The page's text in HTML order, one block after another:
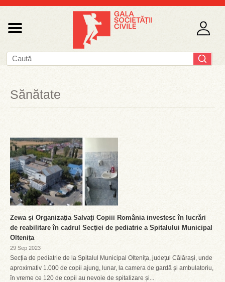
Sănătate
Zewa și Organizația Salvați Copiii România investesc în lucrări
de reabilitare în cadrul Secției de pediatrie a Spitalului Municipal
Oltenița
29 Sep 2023
Secția de pediatrie de la Spitalul Municipal Oltenița, județul Călărași, unde
aproximativ 1.000 de copii ajung, lunar, la camera de gardă și ambulatoriu,
în vreme ce 120 de copii au nevoie de spitalizare și...